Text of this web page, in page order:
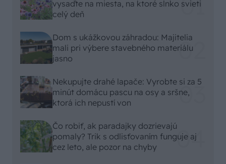
vysaďte na miesta, na ktoré slnko svieti
celý deň
Dom s ukážkovou záhradou: Majitelia
mali pri výbere stavebného materiálu
jasno
Nekupujte drahé lapače: Vyrobte si za 5
minút domácu pascu na osy a sršne,
ktorá ich nepustí von
Čo robiť, ak paradajky dozrievajú
pomaly? Trik s odlisťovaním funguje aj
cez leto, ale pozor na chyby